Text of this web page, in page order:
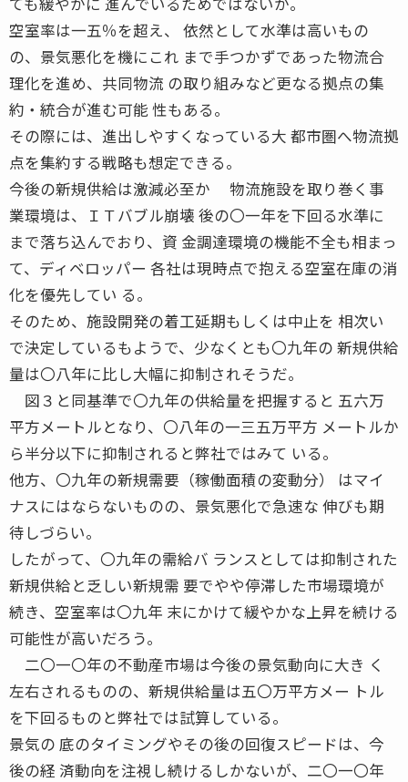
空室率は一五％を超え、 依然として水準は高いもの
の、景気悪化を機にこれ まで手つかずであった物流合
理化を進め、共同物流 の取り組みなど更なる拠点の集
約・統合が進む可能 性もある。
その際には、進出しやすくなっている大 都市圏へ物流拠
点を集約する戦略も想定できる。
今後の新規供給は激減必至か 物流施設を取り巻く事
業環境は、ＩＴバブル崩壊 後の〇一年を下回る水準に
まで落ち込んでおり、資 金調達環境の機能不全も相まっ
て、ディベロッパー 各社は現時点で抱える空室在庫の消
化を優先してい る。
そのため、施設開発の着工延期もしくは中止を 相次い
で決定しているもようで、少なくとも〇九年の 新規供給
量は〇八年に比し大幅に抑制されそうだ。
図３と同基準で〇九年の供給量を把握すると 五六万
平方メートルとなり、〇八年の一三五万平方 メートルか
ら半分以下に抑制されると弊社ではみて いる。
他方、〇九年の新規需要（稼働面積の変動分） はマイ
ナスにはならないものの、景気悪化で急速な 伸びも期
待しづらい。
したがって、〇九年の需給バ ランスとしては抑制された
新規供給と乏しい新規需 要でやや停滞した市場環境が
続き、空室率は〇九年 末にかけて緩やかな上昇を続ける
可能性が高いだろう。
二〇一〇年の不動産市場は今後の景気動向に大き く
左右されるものの、新規供給量は五〇万平方メー トル
を下回るものと弊社では試算している。
景気の 底のタイミングやその後の回復スピードは、今
後の経 済動向を注視し続けるしかないが、二〇一〇年